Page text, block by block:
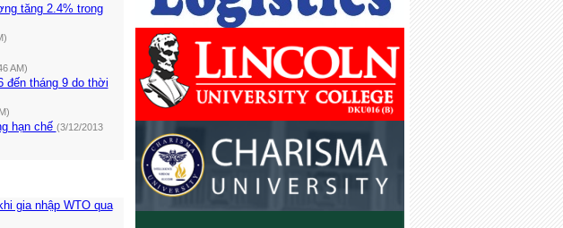
tăng 2.4% trong
AM)
đến tháng 9 do thời
hạn chế (3/12/2013
gia nhập WTO qua